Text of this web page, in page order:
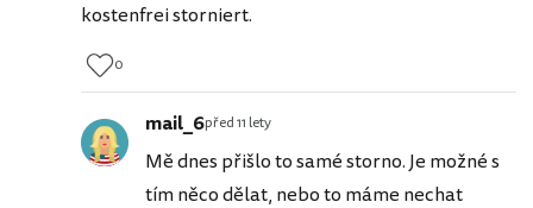
kostenfrei storniert.
0
mail_6před 11 lety
Mě dnes přišlo to samé storno. Je možné s
tím něco dělat, nebo to máme nechat